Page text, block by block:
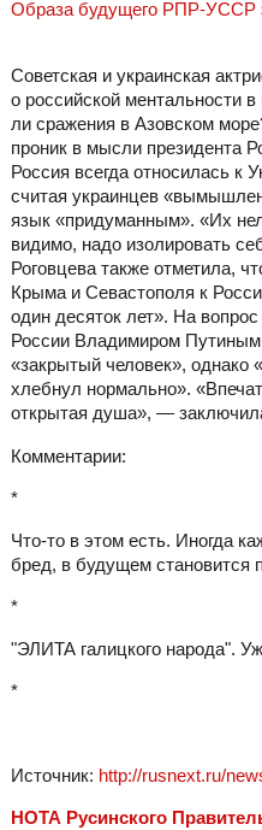
Образа будущего РПР-УССР
Советская и украинская
о российской ментальности
ли сражения в Азовском
проник в мысли президента
Россия всегда относилась к
считая украинцев
язык «придуманным». «Их
видимо, надо изолировать
Роговцева также отметила,
Крыма и Севастополя к
один десяток лет». На
России Владимиром Путиным
«закрытый человек», однако
хлебнул нормально».
открытая душа», —
Комментарии:
*
Что-то в этом есть. Иногда
бред, в будущем становится
*
"ЭЛИТА галицкого народа".
*
Источник: http://rusnext.ru/
НОТА Русинского